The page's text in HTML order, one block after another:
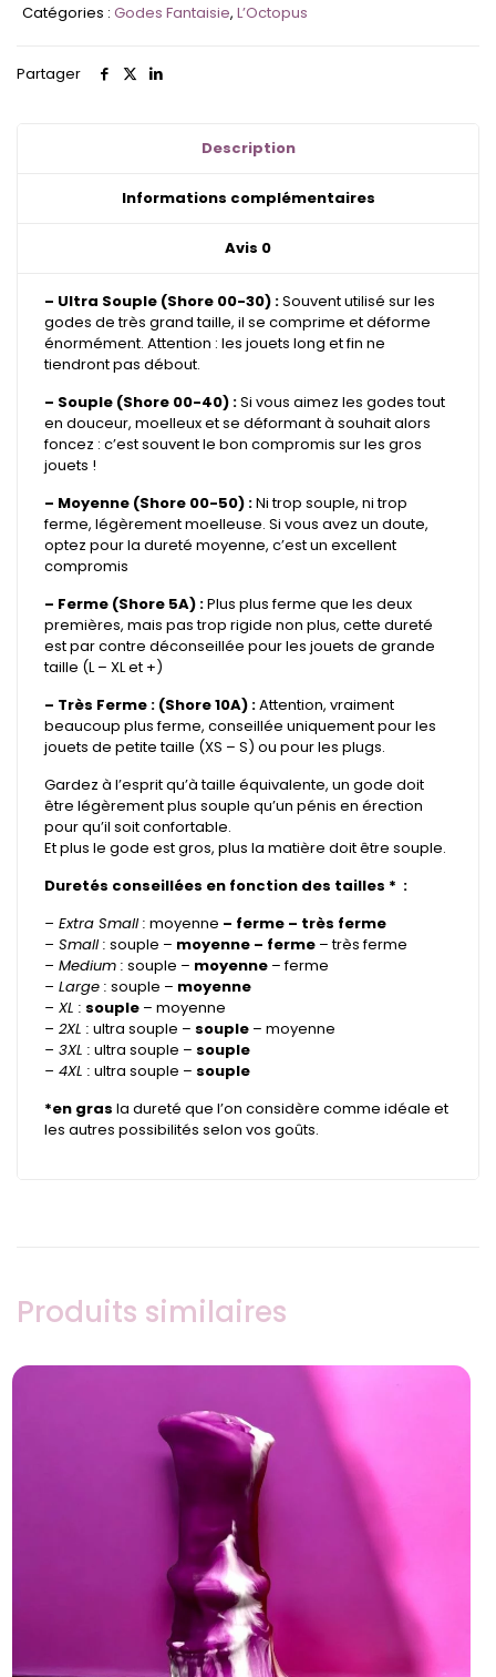
Gode
&
Catégories : Godes Fantaisie, L’Octopus
Partager
Description
Informations complémentaires
Avis 0
– Ultra Souple (Shore 00-30) :Souvent utilisé sur les
godes de très grand taille, il se comprime et déforme
énormément. Attention : les jouets long et fin ne
tiendront pas débout.
– Souple (Shore 00-40) :Si vous aimez les godes tout
en douceur, moelleux et se déformant à souhait alors
foncez : c’est souvent le bon compromis sur les gros
jouets !
– Moyenne (Shore 00-50) :Ni trop souple, ni trop
ferme, légèrement moelleuse. Si vous avez un doute,
optez pour la dureté moyenne, c’est un excellent
compromis
– Ferme (Shore 5A) :Plus plus ferme que les deux
premières, mais pas trop rigide non plus, cette dureté
est par contre déconseillée pour les jouets de grande
taille (L – XL et +)
– Très Ferme : (Shore 10A) :Attention, vraiment
beaucoup plus ferme, conseillée uniquement pour les
jouets de petite taille (XS – S) ou pour les plugs.
Gardez à l’esprit qu’à taille équivalente, un gode doit
être légèrement plus souple qu’un pénis en érection
pour qu’il soit confortable.
Et plus le gode est gros, plus la matière doit être souple.
Duretés conseillées en fonction des tailles * :
– Extra Small : moyenne – ferme – très ferme
– Small : souple – moyenne – ferme– très ferme
– Medium : souple – moyenne– ferme
– Large : souple – moyenne
– XL : souple– moyenne
– 2XL : ultra souple – souple– moyenne
– 3XL : ultra souple – souple
– 4XL : ultra souple – souple
*en gras la dureté que l’on considère comme idéale et
les autres possibilités selon vos goûts.
Produits similaires